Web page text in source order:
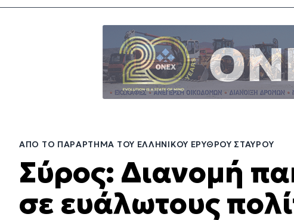
ΑΠΌ ΤΟ ΠΑΡΆΡΤΗΜΑ ΤΟΥ ΕΛΛΗΝΙΚΟΎ ΕΡΥΘΡΟΎ ΣΤΑΥΡΟΎ
Σύρος: Διανομή
σε ευάλωτους